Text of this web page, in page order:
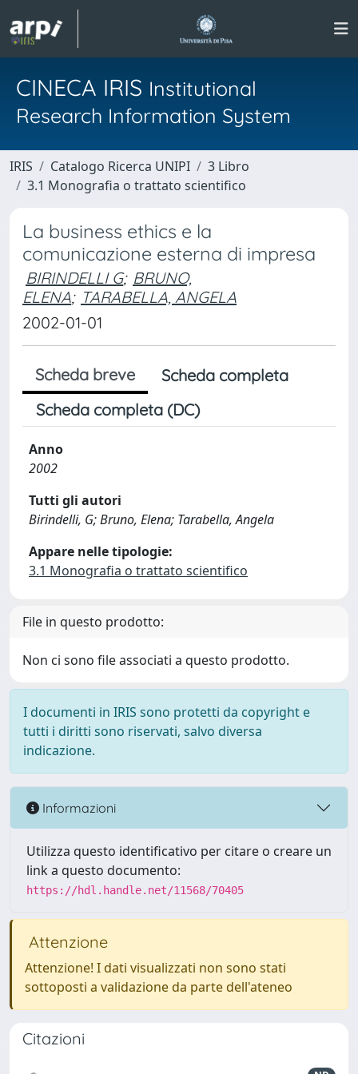
CINECA IRIS Institutional
Research Information System
IRIS Catalogo Ricerca UNIPI
3 Libro
3.1 Monografia o trattato scientifico
La business ethics e la
comunicazione esterna di impresa
BIRINDELLI G; BRUNO,
ELENA; TARABELLA, ANGELA
2002-01-01
Scheda breve
Scheda completa
Scheda completa (DC)
Anno
2002
Tutti gli autori
Birindelli, G; Bruno, Elena; Tarabella, Angela
Appare nelle tipologie:
3.1 Monografia o trattato scientifico
File in questo prodotto:
Non ci sono file associati a questo prodotto.
I documenti in IRIS sono protetti da copyright e
tutti i diritti sono riservati, salvo diversa
indicazione.
Informazioni
Utilizza questo identificativo per citare o creare un
link a questo documento:
https://hdl.handle.net/11568/70405
Attenzione
Attenzione! I dati visualizzati non sono stati
sottoposti a validazione da parte dell'ateneo
Citazioni